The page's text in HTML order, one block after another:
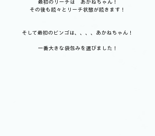
最初のリーチは　あかねちゃん！
その後も続々とリーチ状態が続きます！
そして最初のビンゴは、、、、あかねちゃん！
一番大きな袋包みを選びました！